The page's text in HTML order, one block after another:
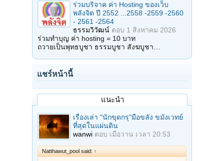
ร่วมบริจาค ค่า Hosting ของเว็บ
พลังจิต ปี 2552 ...2558 -2559 -2560
- 2561 -2564
ธรรมวิวัฒน์ ตอบ 1 สิงหาคม 2026
ร่วมทำบุญ ค่า hosting = 10 บาท
ถวายเป็นพุทธบูชา ธรรมบูชา สังฆบูชา…
แชร์หน้านี้
แนะนำ
เรื่องเล่า "นักขุดกรุ"มือขลัง ขมังเวทย์
ที่สุดในแผ่นดิน
wanwi ตอบ เมื่อวาน เวลา 20:53
Natthawut_pool said: ↑